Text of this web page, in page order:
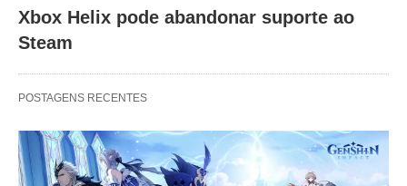
Xbox Helix pode abandonar suporte ao
Steam
POSTAGENS RECENTES